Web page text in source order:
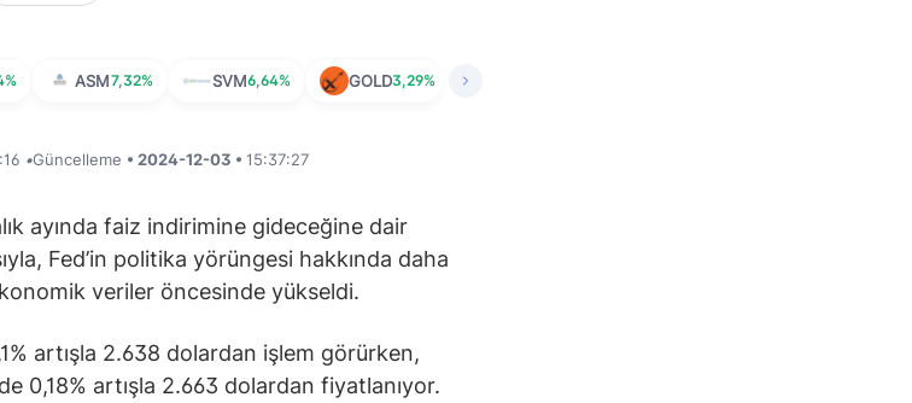
ASM7,32% SVM6,64% GOLD3,29%
•Güncelleme • 2024-12-03 • 15:37:27
ayında faiz indirimine gideceğine dair
Fed’in politika yörüngesi hakkında daha
veriler öncesinde yükseldi.
artışla 2.638 dolardan işlem görürken,
0,18% artışla 2.663 dolardan fiyatlanıyor.